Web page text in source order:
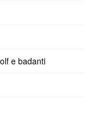
e badanti